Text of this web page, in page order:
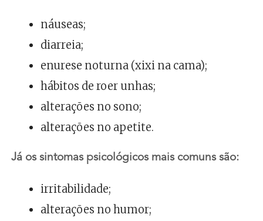
náuseas;
diarreia;
enurese noturna (xixi na cama);
hábitos de roer unhas;
alterações no sono;
alterações no apetite.
Já os sintomas psicológicos mais comuns são:
irritabilidade;
alterações no humor;